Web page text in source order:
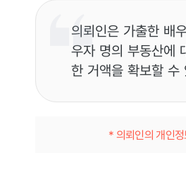
의뢰인은 가출한 배
우자 명의 부동산에
한 거액을 확보할 수
* 의뢰인의 개인